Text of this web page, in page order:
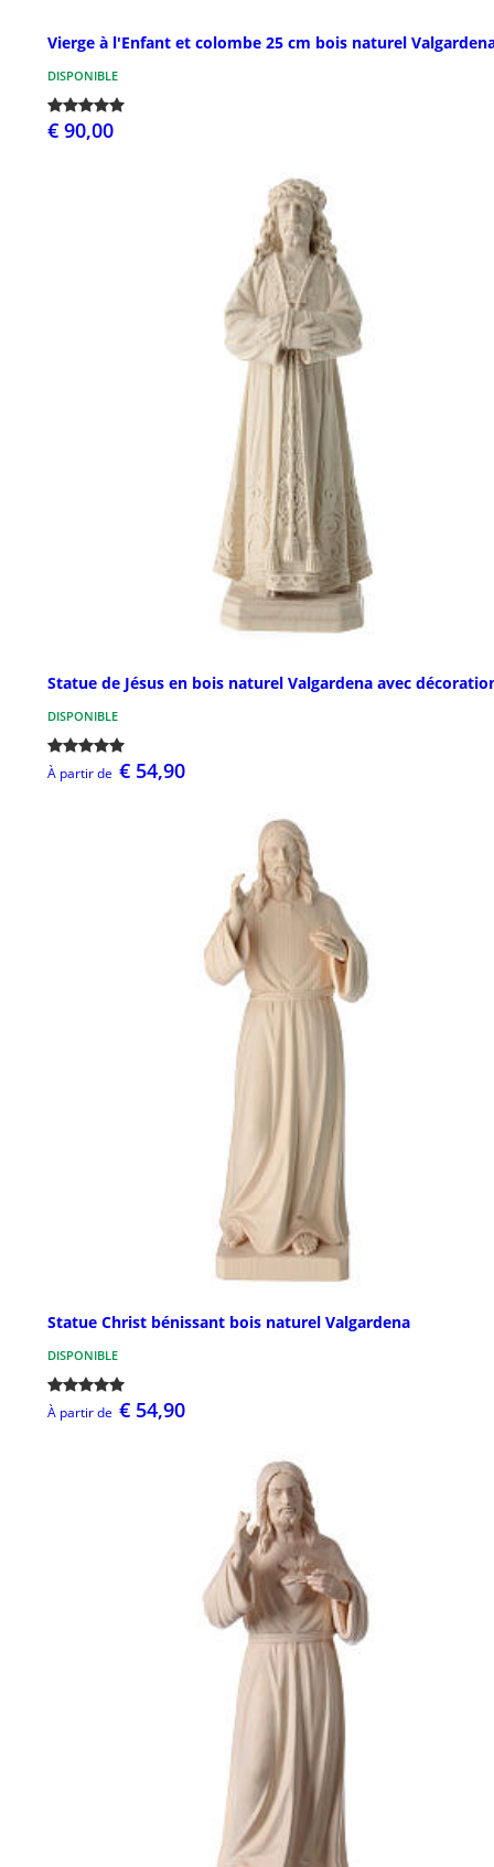
Vierge à l'Enfant et colombe 25 cm bois naturel
DISPONIBLE
€ 90,00
Statue de Jésus en bois naturel Valgardena avec
DISPONIBLE
À partir de € 54,90
Statue Christ bénissant bois naturel Valgardena
DISPONIBLE
À partir de € 54,90